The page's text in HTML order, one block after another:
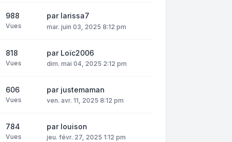
988
Vues
par larissa7
mar. juin 03, 2025 8:12 pm
818
Vues
par Loïc2006
dim. mai 04, 2025 2:12 pm
606
Vues
par justemaman
ven. avr. 11, 2025 8:12 pm
784
Vues
par louison
jeu. févr. 27, 2025 1:12 pm